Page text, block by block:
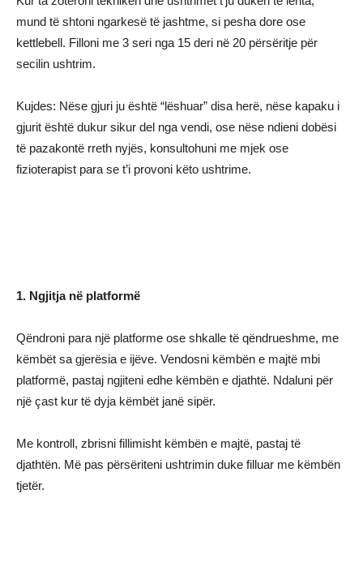
mund të shtoni ngarkesë të jashtme, si pesha dore ose
kettlebell. Filloni me 3 seri nga 15 deri në 20 përsëritje për
secilin ushtrim.
Kujdes: Nëse gjuri ju është “lëshuar” disa herë, nëse kapaku i
gjurit është dukur sikur del nga vendi, ose nëse ndieni dobësi
të pazakontë rreth nyjës, konsultohuni me mjek ose
fizioterapist para se t’i provoni këto ushtrime.
1. Ngjitja në platformë
Qëndroni para një platforme ose shkalle të qëndrueshme, me
këmbët sa gjerësia e ijëve. Vendosni këmbën e majtë mbi
platformë, pastaj ngjiteni edhe këmbën e djathtë. Ndaluni për
një çast kur të dyja këmbët janë sipër.
Me kontroll, zbrisni fillimisht këmbën e majtë, pastaj të
djathtën. Më pas përsëriteni ushtrimin duke filluar me këmbën
tjetër.